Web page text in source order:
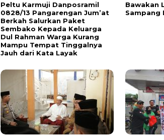
Peltu Karmuji Danposramil
0828/13 Pangarengan Jum’at
Berkah Salurkan Paket
Sembako Kepada Keluarga
Dul Rahman Warga Kurang
Mampu Tempat Tinggalnya
Jauh dari Kata Layak
Bawakan
Sampang